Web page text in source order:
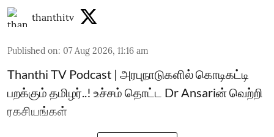
thanthitv
Published on: 07 Aug 2026, 11:16 am
Thanthi TV Podcast | அரபுநாடுகளில் கொடிகட்டி
பறக்கும் தமிழர்..! உச்சம் தொட்ட Dr Ansariன் வெற்றி
ரகசியங்கள்